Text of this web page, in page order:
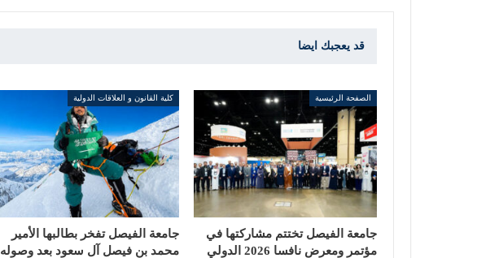
قد يعجبك ايضا
الصفحة الرئيسية
جامعة الفيصل تختتم مشاركتها في
مؤتمر ومعرض نافسا 2026 الدولي
كلية القانون و العلاقات الدولية
جامعة الفيصل تفخر بطالبها الأمير
محمد بن فيصل آل سعود بعد وصوله